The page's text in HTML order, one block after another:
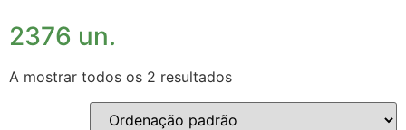
2376 un.
A mostrar todos os 2 resultados